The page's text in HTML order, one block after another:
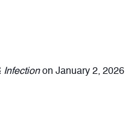
Infectionon January 2, 2026